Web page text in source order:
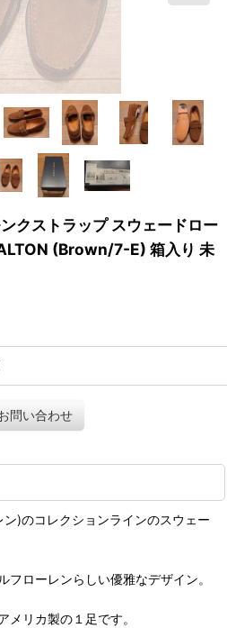
クストラップ スウェードロー
(Brown/7-E) 箱入り 未
問い合わせ
)のコレクションラインのスウェー
フローレンらしい優雅なデザイン。
メリカ製の１足です。